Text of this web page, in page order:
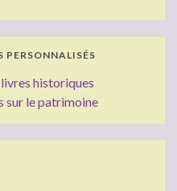
PERSONNALISÉS
historiques
sur le patrimoine